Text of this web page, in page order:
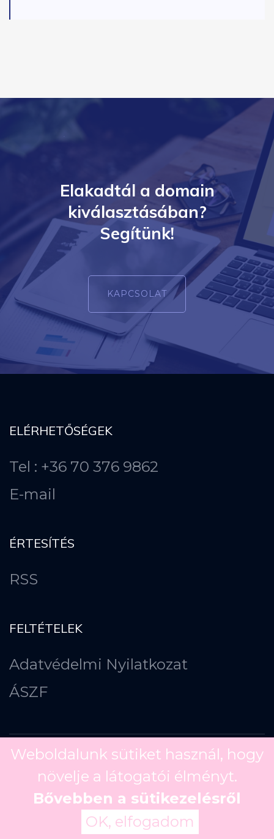
Elakadtál a domain
kiválasztásában?
Segítünk!
KAPCSOLAT
ELÉRHETŐSÉGEK
Tel : +36 70 376 9862
E-mail
ÉRTESÍTÉS
RSS
FELTÉTELEK
Adatvédelmi Nyilatkozat
ÁSZF
Copyright © 2026
Weboldalunk sütiket használ, hogy
növelje a látogatói élményt.
Bővebben a sütikezelésről
OK, elfogadom